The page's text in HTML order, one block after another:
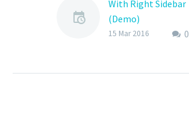
With Right Sidebar
(Demo)
Lorem Ipsum. Proin
0
15 Mar 2016